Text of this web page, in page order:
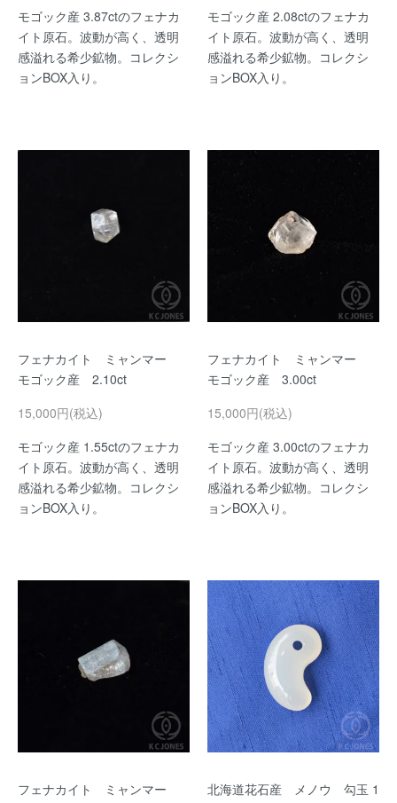
モゴック産 3.87ctのフェナカ
イト原石。波動が高く、透明
感溢れる希少鉱物。コレクシ
ョンBOX入り。
モゴック産 2.08ctのフェナカ
イト原石。波動が高く、透明
感溢れる希少鉱物。コレクシ
ョンBOX入り。
フェナカイト ミャンマー
モゴック産 2.10ct
15,000円(税込)
モゴック産 1.55ctのフェナカ
イト原石。波動が高く、透明
感溢れる希少鉱物。コレクシ
ョンBOX入り。
フェナカイト ミャンマー
モゴック産 3.00ct
15,000円(税込)
モゴック産 3.00ctのフェナカ
イト原石。波動が高く、透明
感溢れる希少鉱物。コレクシ
ョンBOX入り。
フェナカイト ミャンマー
北海道花石産 メノウ 勾玉 1